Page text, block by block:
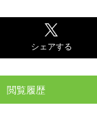
シェアする
閲覧履歴